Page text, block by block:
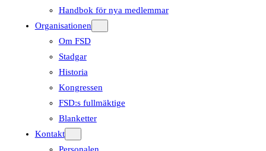
Handbok för nya medlemmar
Organisationen
Om FSD
Stadgar
Historia
Kongressen
FSD:s fullmäktige
Blanketter
Kontakt